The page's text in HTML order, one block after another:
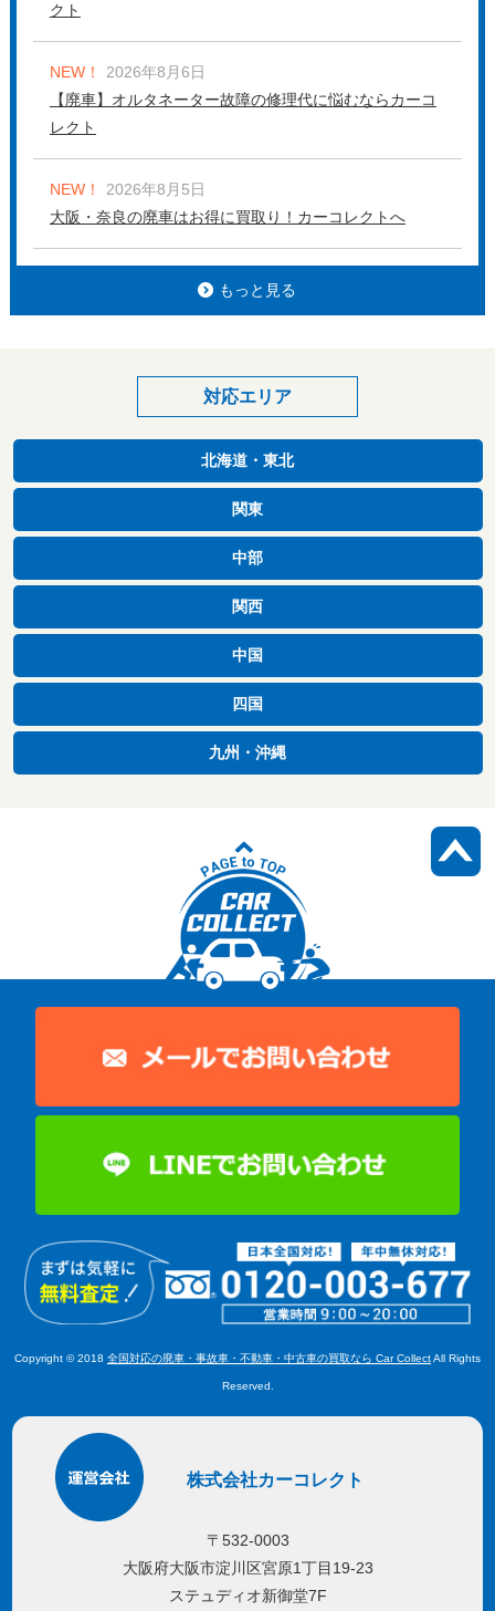
クト
NEW！
2026年8月6日
【廃車】オルタネーター故障の修理代に悩むならカーコ
レクト
NEW！
2026年8月5日
大阪・奈良の廃車はお得に買取り！カーコレクトへ
もっと見る
対応エリア
北海道・東北
関東
中部
関西
中国
四国
九州・沖縄
Copyright © 2018 全国対応の廃車・事故車・不動車・中古車の買取なら Car CollectAll Rights
Reserved.
株式会社カーコレクト
〒532-0003
大阪府大阪市淀川区宮原1丁目19-23
ステュディオ新御堂7F